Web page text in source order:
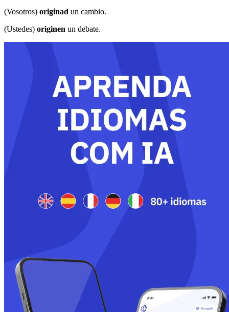
(Vosotros) originad un cambio.
(Ustedes) originen un debate.